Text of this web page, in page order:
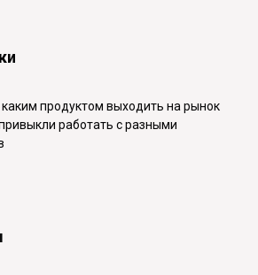
продуктом выходить на рынок
работать с разными